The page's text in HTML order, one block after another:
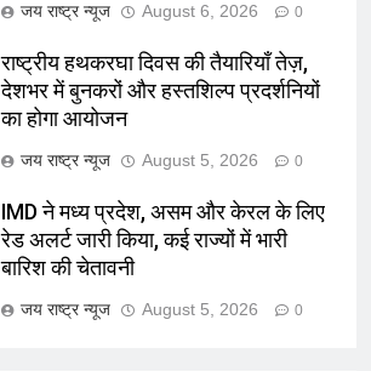
जय राष्ट्र न्यूज August 6, 2026 0
राष्ट्रीय हथकरघा दिवस की तैयारियाँ तेज़,
देशभर में बुनकरों और हस्तशिल्प प्रदर्शनियों
का होगा आयोजन
जय राष्ट्र न्यूज August 5, 2026 0
IMD ने मध्य प्रदेश, असम और केरल के लिए
रेड अलर्ट जारी किया, कई राज्यों में भारी
बारिश की चेतावनी
जय राष्ट्र न्यूज August 5, 2026 0